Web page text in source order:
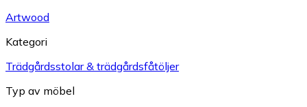
Artwood
Kategori
Trädgårdsstolar & trädgårdsfåtöljer
Typ av möbel